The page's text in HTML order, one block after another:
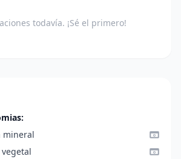
todavía. ¡Sé el primero!
mineral